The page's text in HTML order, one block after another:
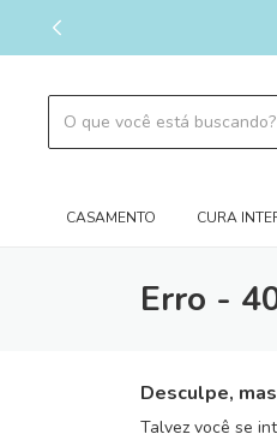
CASAMENTO CURA
Erro -
Desculpe,
Talvez você se